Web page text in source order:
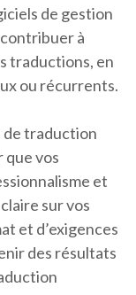
de gestion
à
traductions, en
ou récurrents.
de traduction
vos
et
sur vos
et d’exigences
des résultats